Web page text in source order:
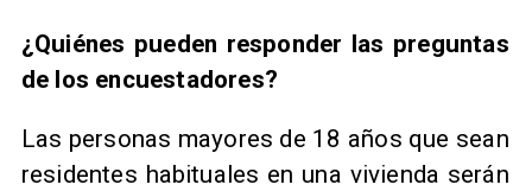
¿Quiénes pueden responder las preguntas
de los encuestadores?
Las personas mayores de 18 años que sean
residentes habituales en una vivienda serán